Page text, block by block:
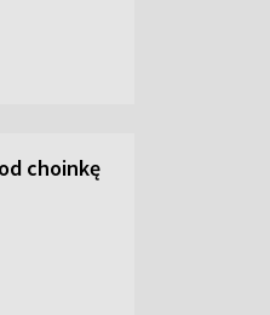
choinkę